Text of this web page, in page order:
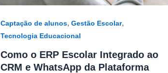
Captação de alunos, Gestão Escolar,
Tecnologia Educacional
Como o ERP Escolar Integrado ao
CRM e WhatsApp da Plataforma